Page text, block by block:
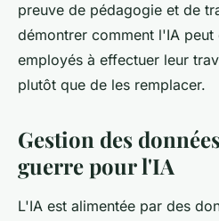
preuve de pédagogie et de
démontrer comment l'IA peut
employés à effectuer leur
plutôt que de les remplacer.
Gestion des
guerre pour l'IA
L'IA est alimentée par des